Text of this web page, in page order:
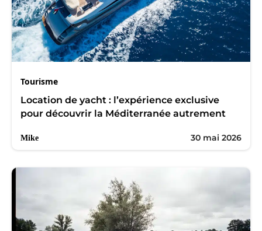
Tourisme
Location de yacht : l’expérience exclusive
pour découvrir la Méditerranée autrement
Mike 30 mai 2026